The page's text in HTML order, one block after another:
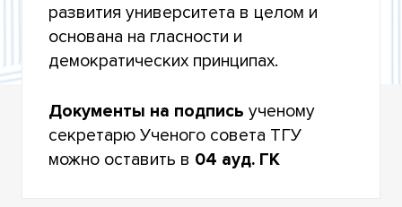
РЕШЕНИЯ УЧЕНОГО СОВЕТА
ПОЧЕТНЫЕ ЗВАНИЯ ТОМСКОГО
РЕКТОРАТ УНИВЕРСИТЕТА О ДЕЯТЕЛЬНОСТИ
ТГУ
развития университета в целом и
основана на гласности и
демократических принципах.
Документы на подпись ученому
секретарю Ученого совета ТГУ
можно оставить в 04 ауд. ГК